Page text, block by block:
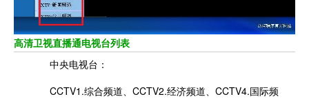
高清卫视直播通电视台列表
中央电视台：
CCTV1.综合频道、CCTV2.经济频道、CCTV4.国际频